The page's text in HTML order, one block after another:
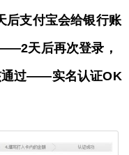
后支付宝会给银行账
天后再次登录，
过——实名认证OK